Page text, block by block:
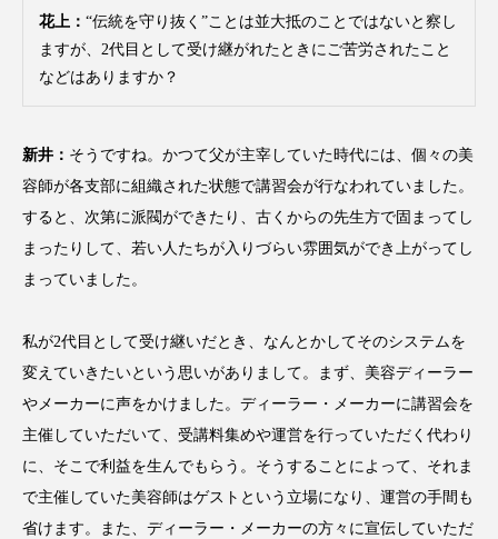
金木犀 スキンケア
需要予測
香りの重ね使い 香料 香水 レイヤリング
香水の持続 高市政権 高齢社会
花上： “伝統を守り抜く”ことは並大抵のことではないと察し
ますが、2代目として受け継がれたときにご苦労されたこと
などはありますか？
新井： そうですね。かつて父が主宰していた時代には、個々の美
容師が各支部に組織された状態で講習会が行なわれていました。
すると、次第に派閥ができたり、古くからの先生方で固まってし
まったりして、若い人たちが入りづらい雰囲気ができ上がってし
まっていました。
私が2代目として受け継いだとき、なんとかしてそのシステムを
変えていきたいという思いがありまして。まず、美容ディーラー
やメーカーに声をかけました。ディーラー・メーカーに講習会を
主催していただいて、受講料集めや運営を行っていただく代わり
に、そこで利益を生んでもらう。そうすることによって、それま
で主催していた美容師はゲストという立場になり、運営の手間も
省けます。また、ディーラー・メーカーの方々に宣伝していただ